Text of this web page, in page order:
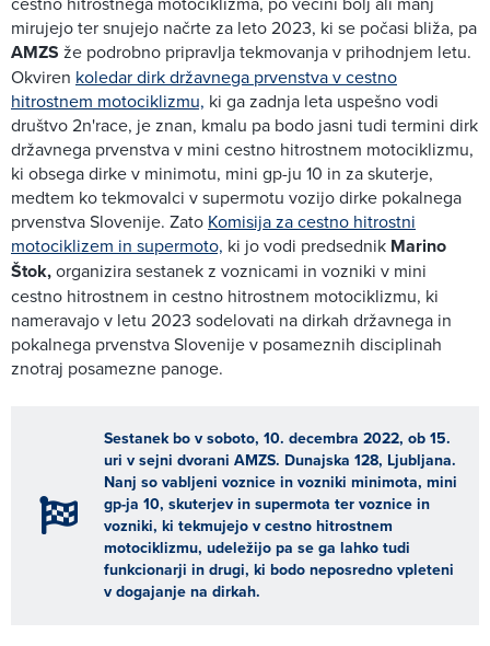
mirujejo ter snujejo načrte za leto 2023, ki se počasi bliža, pa
AMZS že podrobno pripravlja tekmovanja v prihodnjem letu.
Okviren koledar dirk državnega prvenstva v cestno
hitrostnem motociklizmu, ki ga zadnja leta uspešno vodi
društvo 2n'race, je znan, kmalu pa bodo jasni tudi termini dirk
državnega prvenstva v mini cestno hitrostnem motociklizmu,
ki obsega dirke v minimotu, mini gp-ju 10 in za skuterje,
medtem ko tekmovalci v supermotu vozijo dirke pokalnega
prvenstva Slovenije. Zato Komisija za cestno hitrostni
motociklizem in supermoto, ki jo vodi predsednik Marino
Štok,organizira sestanek z voznicami in vozniki v mini
cestno hitrostnem in cestno hitrostnem motociklizmu, ki
nameravajo v letu 2023 sodelovati na dirkah državnega in
pokalnega prvenstva Slovenije v posameznih disciplinah
znotraj posamezne panoge.
Sestanek bo v soboto, 10. decembra 2022, ob 15.
uri v sejni dvorani AMZS. Dunajska 128, Ljubljana.
Nanj so vabljeni voznice in vozniki minimota, mini
gp-ja 10, skuterjev in supermota ter voznice in
vozniki, ki tekmujejo v cestno hitrostnem
motociklizmu, udeležijo pa se ga lahko tudi
funkcionarji in drugi, ki bodo neposredno vpleteni
v dogajanje na dirkah.